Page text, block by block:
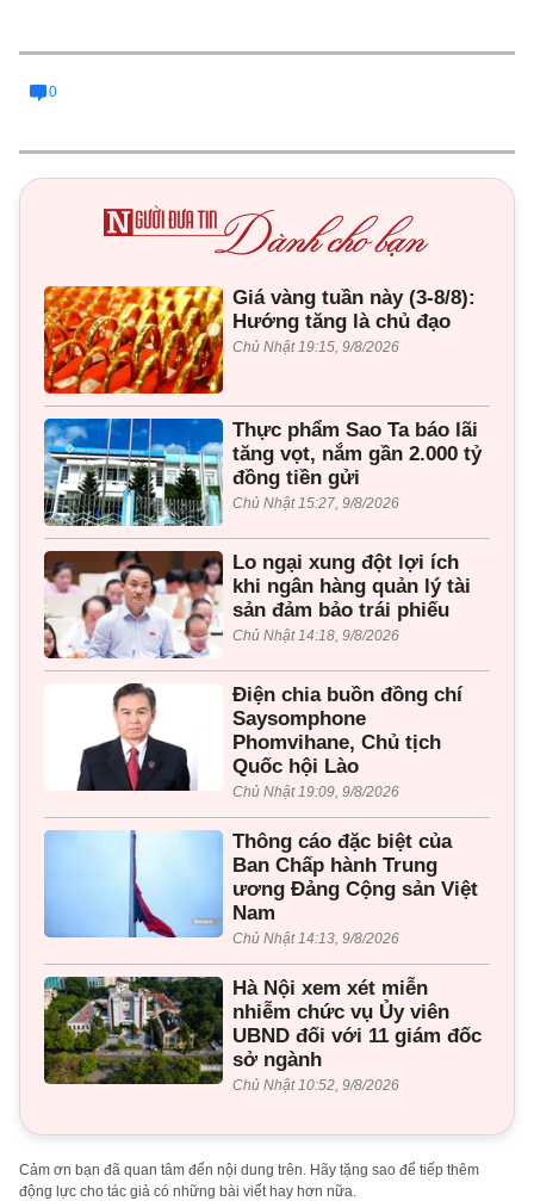
0
Giá vàng tuần này (3-8/8):
Hướng tăng là chủ đạo
Chủ Nhật 19:15, 9/8/2026
Thực phẩm Sao Ta báo lãi
tăng vọt, nắm gần 2.000 tỷ
đồng tiền gửi
Chủ Nhật 15:27, 9/8/2026
Lo ngại xung đột lợi ích
khi ngân hàng quản lý tài
sản đảm bảo trái phiếu
Chủ Nhật 14:18, 9/8/2026
Điện chia buồn đồng chí
Saysomphone
Phomvihane, Chủ tịch
Quốc hội Lào
Chủ Nhật 19:09, 9/8/2026
Thông cáo đặc biệt của
Ban Chấp hành Trung
ương Đảng Cộng sản Việt
Nam
Chủ Nhật 14:13, 9/8/2026
Hà Nội xem xét miễn
nhiễm chức vụ Ủy viên
UBND đối với 11 giám đốc
sở ngành
Chủ Nhật 10:52, 9/8/2026
Cảm ơn bạn đã quan tâm đến nội dung trên. Hãy tặng sao để tiếp thêm
động lực cho tác giả có những bài viết hay hơn nữa.